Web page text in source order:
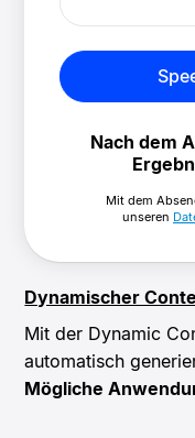
Nach dem
Mit dem
unseren
Dynamischer
Mit der Dynamic
automatisch
Mögliche